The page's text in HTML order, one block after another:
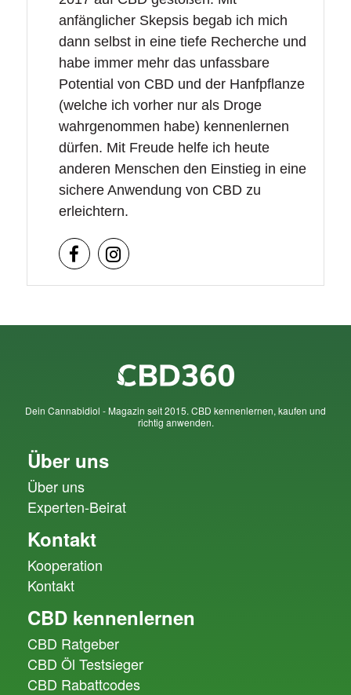
anfänglicher Skepsis begab ich mich
dann selbst in eine tiefe Recherche und
habe immer mehr das unfassbare
Potential von CBD und der Hanfpflanze
(welche ich vorher nur als Droge
wahrgenommen habe) kennenlernen
dürfen. Mit Freude helfe ich heute
anderen Menschen den Einstieg in eine
sichere Anwendung von CBD zu
erleichtern.
Dein Cannabidiol - Magazin seit 2015. CBD kennenlernen, kaufen und
richtig anwenden.
Über uns
Über uns
Experten-Beirat
Kontakt
Kooperation
Kontakt
CBD kennenlernen
CBD Ratgeber
CBD Öl Testsieger
CBD Rabattcodes